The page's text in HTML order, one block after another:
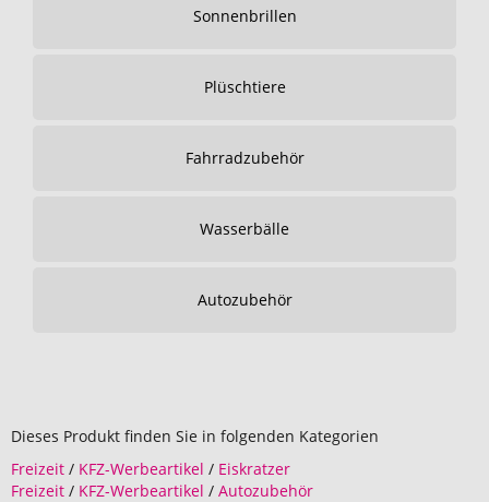
Sonnenbrillen
Plüschtiere
Fahrradzubehör
Wasserbälle
Autozubehör
Dieses Produkt finden Sie in folgenden Kategorien
Freizeit / KFZ-Werbeartikel / Eiskratzer
Freizeit / KFZ-Werbeartikel / Autozubehör